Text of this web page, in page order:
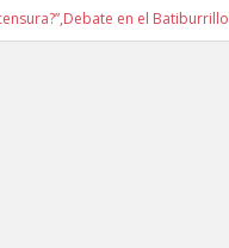
en el Batiburrillo